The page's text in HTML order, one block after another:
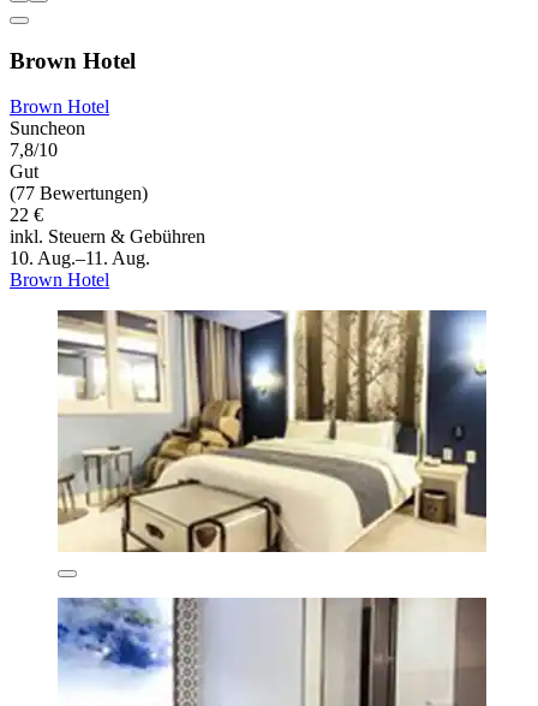
Brown Hotel
Brown Hotel
Suncheon
7,8/10
Gut
(77 Bewertungen)
22 €
inkl. Steuern & Gebühren
10. Aug.–11. Aug.
Brown Hotel